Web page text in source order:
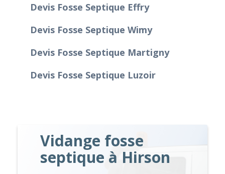
Devis Fosse Septique Effry
Devis Fosse Septique Wimy
Devis Fosse Septique Martigny
Devis Fosse Septique Luzoir
Vidange fosse
septique à Hirson